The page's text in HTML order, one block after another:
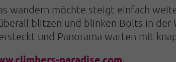
wandern möchte steigt einfach
blitzen und blinken Bolts in der
und Panorama warten mit
paradise.com.